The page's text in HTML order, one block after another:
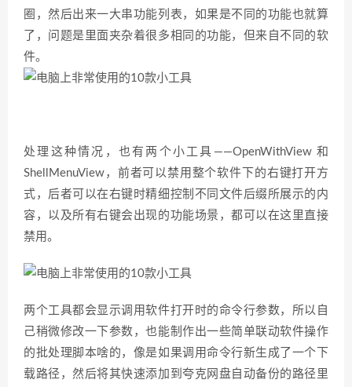
圈，然后出来一大串功能列表，如果是不同的功能也就算
了，问题是里面夹杂着很多相同的功能，但来自不同的软
件。
处理这种情况，也有两个小工具——OpenWithView 和
ShellMenuView，前者可以禁用整个软件下的右键打开方
式，后者可以在右键时精细控制不同文件后缀所展示的内
容，以及所有右键会出现的功能场景，都可以在这里直接
禁用。
两个工具都会显示调用软件打开时的命令行参数，所以自
己稍微修改一下参数，也能制作出一些简单联动软件操作
的批处理脚本啥的，像是如果调用命令行新生成了一个下
载路径，然后将其快速添加到夸克网盘自动备份的路径里